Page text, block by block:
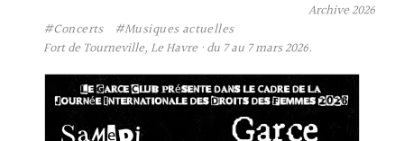
Archive2026
#Concerts
#Musiques actuelles
Fort de Tourneville, Le Havre · du 7 au 7 mars 2026.